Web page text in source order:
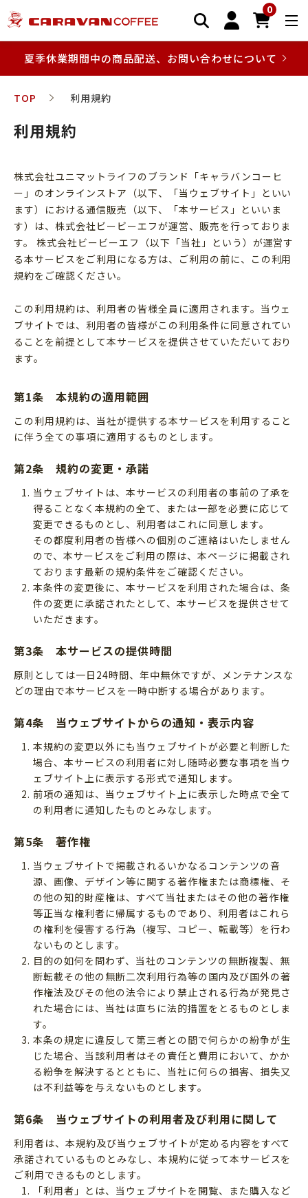
0
夏季休業期間中の商品配送、お問い合わせについて
TOP 利用規約
利用規約
株式会社ユニマットライフのブランド「キャラバンコーヒ
ー」のオンラインストア（以下、「当ウェブサイト」といい
ます）における通信販売（以下、「本サービス」といいま
す）は、株式会社ビービーエフが運営、販売を行っておりま
す。 株式会社ビービーエフ（以下「当社」という）が運営す
る本サービスをご利用になる方は、ご利用の前に、この利用
規約をご確認ください。
この利用規約は、利用者の皆様全員に適用されます。当ウェ
ブサイトでは、利用者の皆様がこの利用条件に同意されてい
ることを前提として本サービスを提供させていただいており
ます。
第1条 本規約の適用範囲
この利用規約は、当社が提供する本サービスを利用すること
に伴う全ての事項に適用するものとします。
第2条 規約の変更・承諾
当ウェブサイトは、本サービスの利用者の事前の了承を
得ることなく本規約の全て、または一部を必要に応じて
変更できるものとし、利用者はこれに同意します。
その都度利用者の皆様への個別のご連絡はいたしません
ので、本サービスをご利用の際は、本ページに掲載され
ております最新の規約条件をご確認ください。
本条件の変更後に、本サービスを利用された場合は、条
件の変更に承諾されたとして、本サービスを提供させて
いただきます。
第3条 本サービスの提供時間
原則としては一日24時間、年中無休ですが、メンテナンスな
どの理由で本サービスを一時中断する場合があります。
第4条 当ウェブサイトからの通知・表示内容
本規約の変更以外にも当ウェブサイトが必要と判断した
場合、本サービスの利用者に対し随時必要な事項を当ウ
ェブサイト上に表示する形式で通知します。
前項の通知は、当ウェブサイト上に表示した時点で全て
の利用者に通知したものとみなします。
第5条 著作権
当ウェブサイトで掲載されるいかなるコンテンツの音
源、画像、デザイン等に関する著作権または商標権、そ
の他の知的財産権は、すべて当社またはその他の著作権
等正当な権利者に帰属するものであり、利用者はこれら
の権利を侵害する行為（複写、コピー、転載等）を行わ
ないものとします。
目的の如何を問わず、当社のコンテンツの無断複製、無
断転載その他の無断二次利用行為等の国内及び国外の著
作権法及びその他の法令により禁止される行為が発見さ
れた場合には、当社は直ちに法的措置をとるものとしま
す。
本条の規定に違反して第三者との間で何らかの紛争が生
じた場合、当該利用者はその責任と費用において、かか
る紛争を解決するとともに、当社に何らの損害、損失又
は不利益等を与えないものとします。
第6条 当ウェブサイトの利用者及び利用に関して
利用者は、本規約及び当ウェブサイトが定める内容をすべて
承諾されているものとみなし、本規約に従って本サービスを
ご利用できるものとします。
「利用者」とは、当ウェブサイトを閲覧、また購入など